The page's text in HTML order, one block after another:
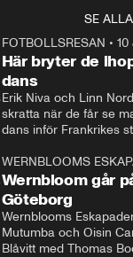
SE ALLA
FOTBOLLSRESAN • 10
Här bryter de
dans
Erik Niva och Linn
skratta när de får se
dans inför Frankrikes
Plus
WERNBLOOMS
Wernbloom går
Göteborg
Wernblooms
Mutumba och Oisin
Blåvitt med Thomas